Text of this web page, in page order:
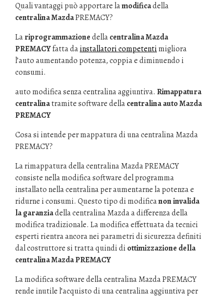
Quali vantaggi può apportare lamodificadella
centralina MazdaPREMACY?
Lariprogrammazionedellacentralina Mazda
PREMACYfatta dainstallatori competenti migliora
l’auto aumentando potenza, coppia e diminuendo i
consumi.
auto modifica senza centralina aggiuntiva. Rimappatura
centralinatramite software dellacentralina auto Mazda
PREMACY
Cosa si intende per mappatura di una centralina Mazda
PREMACY?
La rimappatura della centralina Mazda PREMACY
consiste nella modifica software del programma
installato nella centralina per aumentarne la potenza e
ridurne i consumi. Questo tipo di modificanon invalida
la garanziadella centralina Mazda a differenza della
modifica tradizionale. La modifica effettuata da tecnici
esperti rientra ancora nei parametri di sicurezza definiti
dal costruttore si tratta quindi di ottimizzazione della
centralina Mazda PREMACY
La modifica software della centralina Mazda PREMACY
rende inutile l’acquisto di una centralina aggiuntiva per